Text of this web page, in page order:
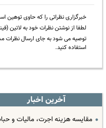
خبرگزاری نظراتی را که حاوی توهین
لطفا از نوشتن نظرات خود به لاتین
توصیه می شود به جای ارسال نظرات
استفاده کنید.
آخرین اخبار
مقایسه هزینه اجرت، مالیات و